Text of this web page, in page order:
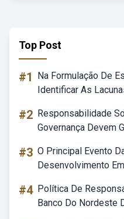
Top Post
#1
Na Formulação De
Identificar As
#2 Responsabilidade
Governança Devem
#3 O Principal Evento
Desenvolvimento
#4 Política De
Banco Do Nordeste